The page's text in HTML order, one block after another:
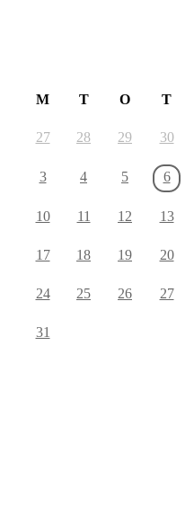
M T O T
27 28 29 30
3 4 5 6
10 11 12 13
17 18 19 20
24 25 26 27
31